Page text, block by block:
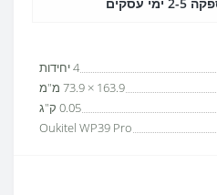
4 יחידות
163.9 × 73.9 מ"מ
0.05 ק"ג
Oukitel WP39 Pro